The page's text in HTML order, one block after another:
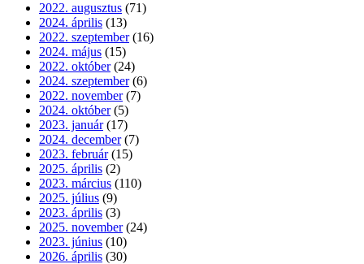
2022. augusztus (71)
2024. április (13)
2022. szeptember (16)
2024. május (15)
2022. október (24)
2024. szeptember (6)
2022. november (7)
2024. október (5)
2023. január (17)
2024. december (7)
2023. február (15)
2025. április (2)
2023. március (110)
2025. július (9)
2023. április (3)
2025. november (24)
2023. június (10)
2026. április (30)